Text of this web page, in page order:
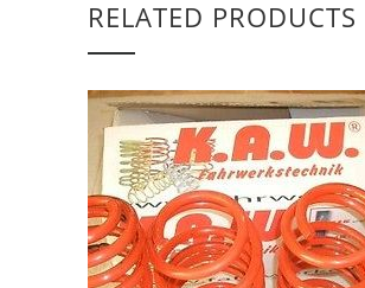
RELATED PRODUCTS